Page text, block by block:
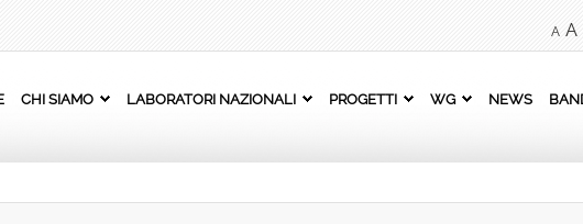
A A
CHI SIAMO LABORATORI NAZIONALI PROGETTI WG NEWS